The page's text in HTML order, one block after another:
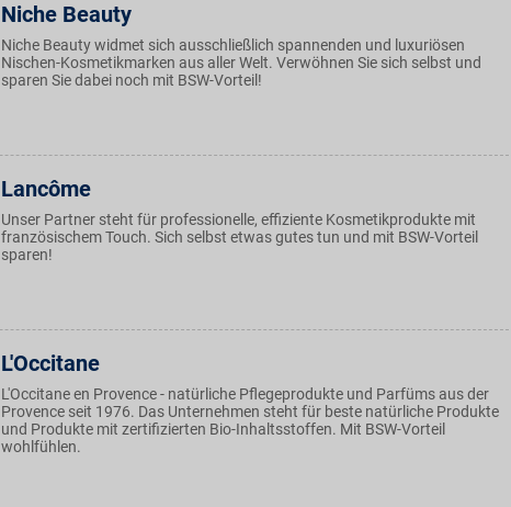
Niche Beauty
Niche Beauty widmet sich ausschließlich spannenden und luxuriösen
Nischen-Kosmetikmarken aus aller Welt. Verwöhnen Sie sich selbst und
sparen Sie dabei noch mit BSW-Vorteil!
Lancôme
Unser Partner steht für professionelle, effiziente Kosmetikprodukte mit
französischem Touch. Sich selbst etwas gutes tun und mit BSW-Vorteil
sparen!
L'Occitane
L'Occitane en Provence - natürliche Pflegeprodukte und Parfüms aus der
Provence seit 1976. Das Unternehmen steht für beste natürliche Produkte
und Produkte mit zertifizierten Bio-Inhaltsstoffen. Mit BSW-Vorteil
wohlfühlen.